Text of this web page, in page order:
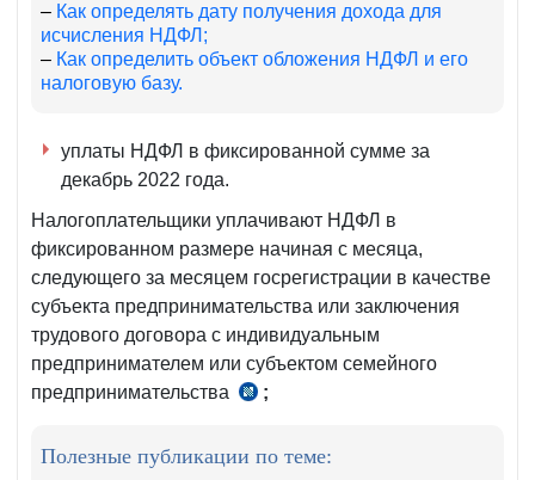
– Как определять дату получения дохода для
исчисления НДФЛ;
– Как определить объект обложения НДФЛ и его
налоговую базу.
уплаты НДФЛ в фиксированной сумме за
декабрь 2022 года.
Налогоплательщики уплачивают НДФЛ в
фиксированном размере начиная с месяца,
следующего за месяцем госрегистрации в качестве
субъекта предпринимательства или заключения
трудового договора с индивидуальным
предпринимателем или субъектом семейного
предпринимательства
чч.
2
;
Полезные публикации по теме: